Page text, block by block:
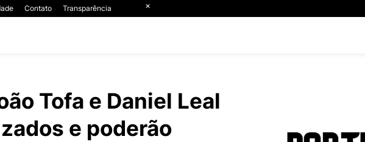
Contato Transparência
Tofa e Daniel Leal
e poderão
×